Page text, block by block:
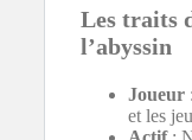
Les traits
l’abyssin
Joueur
et les